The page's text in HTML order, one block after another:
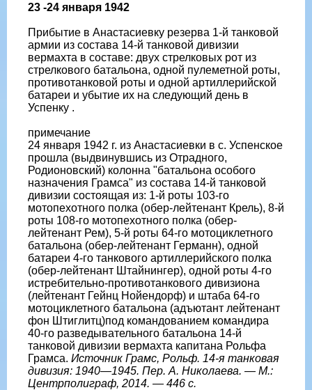
23 -24 января 1942
Прибытие в Анастасиевку резерва 1-й танковой
армии из состава 14-й танковой дивизии
вермахта в составе: двух стрелковых рот из
стрелкового батальона, одной пулеметной роты,
противотанковой роты и одной артиллерийской
батареи и убытие их на следующий день в
Успенку .
примечание
24 января 1942 г. из Анастасиевки в с. Успенское
прошла (выдвинувшись из Отрадного,
Родионовский) колонна "батальона особого
назначения Грамса" из состава 14-й танковой
дивизии состоящая из: 1-й роты 103-го
мотопехотного полка (обер-лейтенант Крель), 8-й
роты 108-го мотопехотного полка (обер-
лейтенант Рем), 5-й роты 64-го мотоциклетного
батальона (обер-лейтенант Германн), одной
батареи 4-го танкового артиллерийского полка
(обер-лейтенант Штайнингер), одной роты 4-го
истребительно-противотанкового дивизиона
(лейтенант Гейнц Нойендорф) и штаба 64-го
мотоциклетного батальона (адъютант лейтенант
фон Штиглитц)под командованием командира
40-го разведывательного батальона 14-й
танковой дивизии вермахта капитана Рольфа
Грамса. Источник Грамс, Рольф. 14-я танковая
дивизия: 1940—1945. Пер. А. Николаева. — М.:
Центрполиграф, 2014. — 446 с.